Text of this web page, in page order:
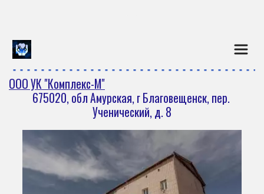
ООО УК "Комплекс-М"
675020, обл Амурская, г Благовещенск, пер.
Ученический, д. 8